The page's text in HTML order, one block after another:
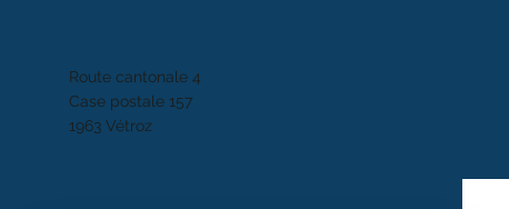
Route cantonale 4
Case postale 157
1963 Vétroz